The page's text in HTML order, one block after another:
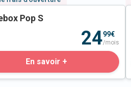
Pop S
2499€
/mois
En savoir +